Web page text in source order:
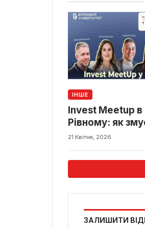
ІНШЕ
Invest Meetup в
Рівному: як
гроші
21 Квітня, 2026
ЗАЛИШИТИ